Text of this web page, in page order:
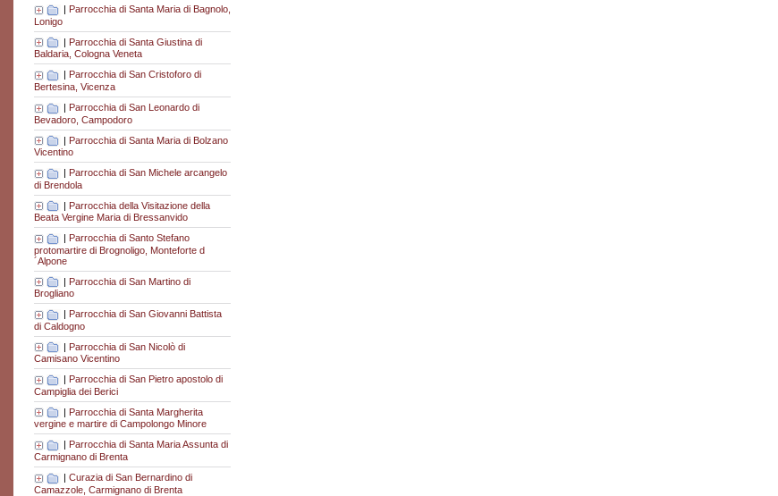
Parrocchia di Santa Maria di Bagnolo,
Lonigo
| Parrocchia di Santa Giustina di
Baldaria, Cologna Veneta
Parrocchia di San Cristoforo di
Bertesina, Vicenza
| Parrocchia di San Leonardo di
Bevadoro, Campodoro
| Parrocchia di Santa Maria di Bolzano
Vicentino
| Parrocchia di San Michele arcangelo
di Brendola
| Parrocchia della Visitazione della
Beata Vergine Maria di Bressanvido
| Parrocchia di Santo Stefano
protomartire di Brognoligo, Monteforte d
´Alpone
| Parrocchia di San Martino di
Brogliano
Parrocchia di San Giovanni Battista
di Caldogno
| Parrocchia di San Nicolò di
Camisano Vicentino
Parrocchia di San Pietro apostolo di
Campiglia dei Berici
| Parrocchia di Santa Margherita
vergine e martire di Campolongo Minore
Parrocchia di Santa Maria Assunta di
Carmignano di Brenta
| Curazia di San Bernardino di
Camazzole, Carmignano di Brenta